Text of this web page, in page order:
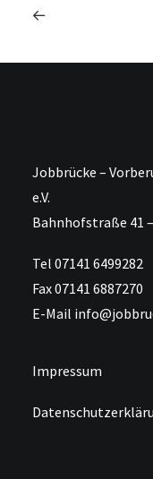
Jobbrücke –
e.V.
Bahnhofstraße 41
Tel 07141 6499282
Fax 07141 6887270
E-Mail
Impressum